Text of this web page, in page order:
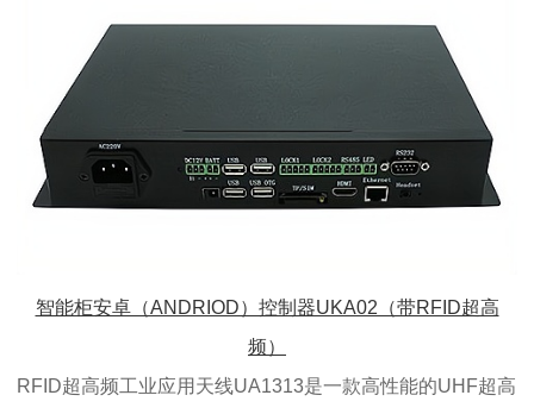
智能柜安卓（ANDRIOD）控制器UKA02（带RFID超高
频）
RFID超高频工业应用天线UA1313是一款高性能的UHF超高